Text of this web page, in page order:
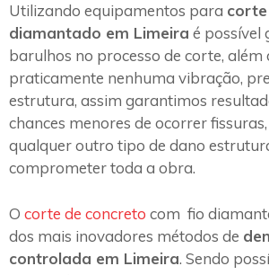
Utilizando equipamentos para
diamantado em Limeira é possível
barulhos no processo de corte, além
praticamente nenhuma vibração,
estrutura, assim garantimos
chances menores de ocorrer
qualquer outro tipo de dano
comprometer toda a obra.
O corte de concreto com fio
dos mais inovadores métodos de
controlada em Limeira. Sendo